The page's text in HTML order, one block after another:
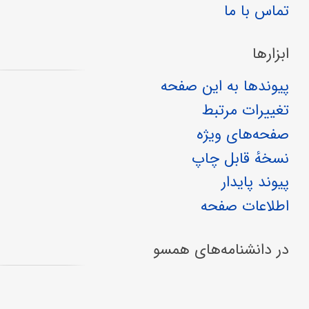
تماس با ما
ابزارها
پیوندها به این صفحه
تغییرات مرتبط
صفحه‌های ویژه
نسخهٔ قابل چاپ
پیوند پایدار
اطلاعات صفحه
در دانشنامه‌های همسو